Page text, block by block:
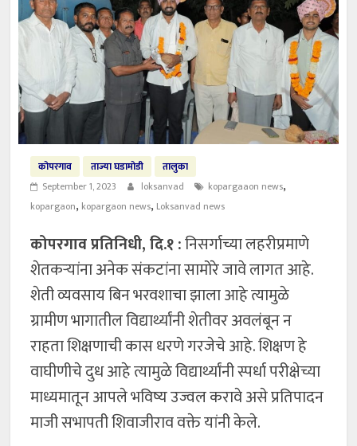
कोपरगाव ताज्या घडामोडी
तालुका
September 1, 2023
loksanvad kopargaaon news,
kopargaon, kopargaon news, Loksanvad news
कोपरगाव प्रतिनिधी, दि.१ :निसर्गाच्या लहरीप्रमाणे
शेतकऱ्यांना अनेक संकटांना सामोरे जावे लागत आहे.
शेती व्यवसाय बिन भरवशाचा झाला आहे त्यामुळे
ग्रामीण भागातील विद्यार्थ्यांनी शेतीवर अवलंबून न
राहता शिक्षणाची कास धरणे गरजेचे आहे. शिक्षण हे
वाघीणीचे दुध आहे त्यामुळे विद्यार्थ्यांनी स्पर्धा परीक्षेच्या
माध्यमातून आपले भविष्य उज्वल करावे असे प्रतिपादन
माजी सभापती शिवाजीराव वक्ते यांनी केले.